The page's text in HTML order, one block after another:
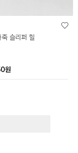
슬리퍼 힐
원